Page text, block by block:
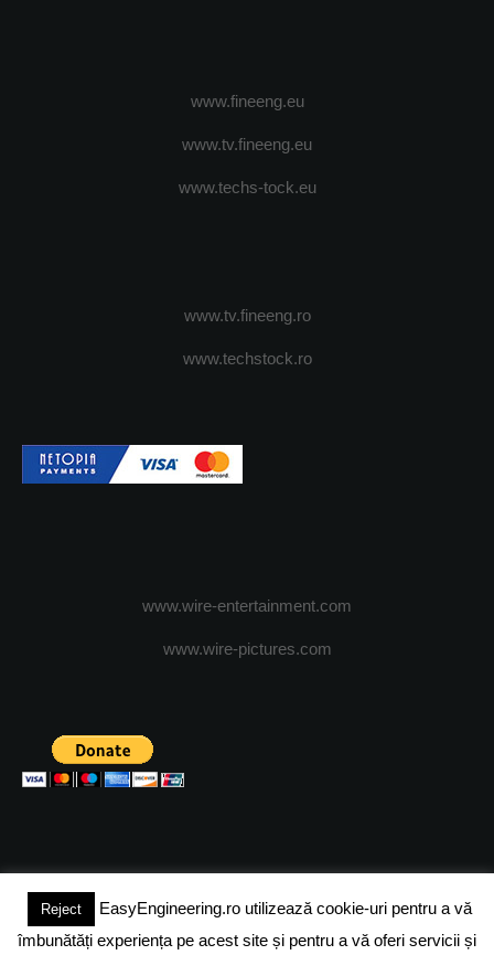
www.fineeng.eu
www.tv.fineeng.eu
www.techs-tock.eu
www.tv.fineeng.ro
www.techstock.ro
www.wire-entertainment.com
www.wire-pictures.com
(c) 2024 - FineEngineeringMagazine. All rights reserved.
Reject
EasyEngineering.ro utilizează cookie-uri pentru a vă
îmbunătăți experiența pe acest site și pentru a vă oferi servicii și